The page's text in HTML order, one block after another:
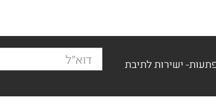
ישירות לתיבת